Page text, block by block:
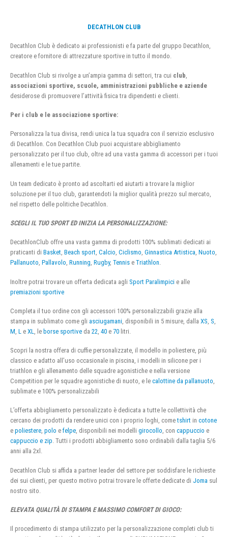
DECATHLON CLUB
Decathlon Club è dedicato ai professionisti e fa parte del gruppo Decathlon,
creatore e fornitore di attrezzature sportive in tutto il mondo.
Decathlon Club si rivolge a un’ampia gamma di settori, tra cui club
associazioni sportive, scuole, amministrazioni pubbliche e aziende
desiderose di promuovere l’attività fisica tra dipendenti e clienti.
Per i club e le associazione sportive:
Personalizza la tua divisa, rendi unica la tua squadra con il servizio esclusivo
di Decathlon. Con Decathlon Club puoi acquistare abbigliamento
personalizzato per il tuo club, oltre ad una vasta gamma di accessori per i tuoi
allenamenti e le tue partite.
Un team dedicato è pronto ad ascoltarti ed aiutarti a trovare la miglior
soluzione per il tuo club, garantendoti la miglior qualità prezzo sul mercato,
nel rispetto delle politiche Decathlon.
SCEGLI IL TUO SPORT ED INIZIA LA PERSONALIZZAZIONE:
DecathlonClub offre una vasta gamma di prodotti 100% sublimati dedicati ai
praticanti di Basket, Beach sport, Calcio, Ciclismo, Ginnastica Artistica, Nuoto,
Pallanuoto, Pallavolo, Running, Rugby, Tennis e Triathlon.
Inoltre potrai trovare un offerta dedicata agli Sport Paralimpici e alle
premiazioni sportive
Completa il tuo ordine con gli accessori 100% personalizzabili grazie alla
stampa in sublimato come gli asciugamani , disponibili in 5 misure, dalla XS S
M L e XL , le borse sportive da 22 40 e 70 litri.
Scopri la nostra offera di cuffie personalizzate, il modello in poliestere, più
classico e adatto all’uso occasionale in piscina, i modelli in silicone per i
triathlon e gli allenamento delle squadre agonistiche e nella versione
Competition per le squadre agonistiche di nuoto, e le calottine da pallanuoto,
sublimate e 100% personalizzabili
L’offerta abbigliamento personalizzato è dedicata a tutte le collettività che
cercano dei prodotti da rendere unici con i proprio loghi, cometshirt in cotone
e poliestere, polo e felpe, disponibili nei modelli girocollo, con cappuccio e
cappuccio e zip. Tutti i prodotti abbigliamento sono ordinabili dalla taglia 5/6
anni alla 2xl.
Decathlon Club si affida a partner leader del settore per soddisfare le richieste
dei sui clienti, per questo motivo potrai trovare le offerte dedicate di Joma sul
nostro sito.
ELEVATA QUALITÀ DI STAMPA E MASSIMO COMFORT DI GIOCO:
Il procedimento di stampa utilizzato per la personalizzazione completi club ti